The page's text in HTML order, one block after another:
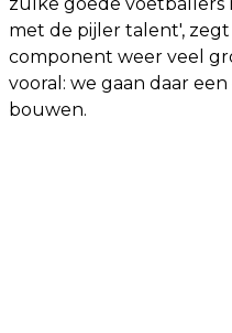
met de pijler talent', zegt
component weer veel
vooral: we gaan daar
bouwen.